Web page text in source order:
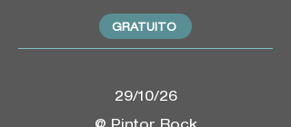
GRATUITO
29/10/26
@ Pintor Rock